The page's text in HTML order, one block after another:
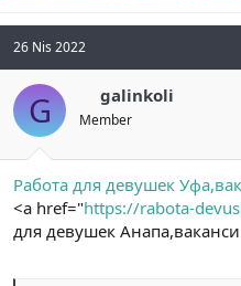
26 Nis 2022
G galinkoli
Member
Работа для девушек
<a href="https://rabota-
для девушек